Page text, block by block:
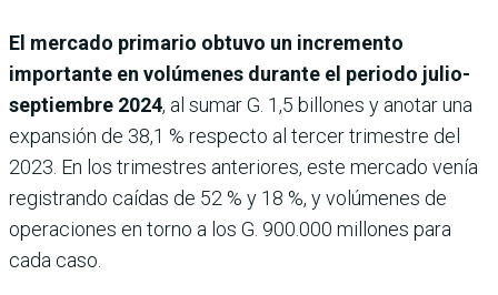
El mercado primario obtuvo un incremento
importante en volúmenes durante el periodo julio-
septiembre 2024, al sumar G. 1,5 billones y anotar una
expansión de 38,1 % respecto al tercer trimestre del
2023. En los trimestres anteriores, este mercado venía
registrando caídas de 52 % y 18 %, y volúmenes de
operaciones en torno a los G. 900.000 millones para
cada caso.